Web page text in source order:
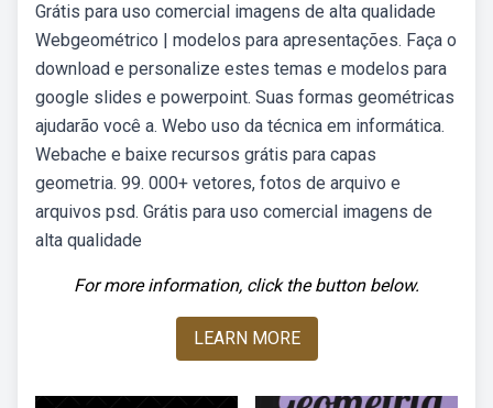
Grátis para uso comercial imagens de alta qualidade
Webgeométrico | modelos para apresentações. Faça o
download e personalize estes temas e modelos para
google slides e powerpoint. Suas formas geométricas
ajudarão você a. Webo uso da técnica em informática.
Webache e baixe recursos grátis para capas
geometria. 99. 000+ vetores, fotos de arquivo e
arquivos psd. Grátis para uso comercial imagens de
alta qualidade
For more information, click the button below.
LEARN MORE